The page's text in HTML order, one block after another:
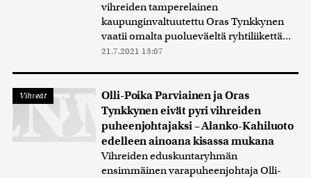
vihreiden tamperelainen
kaupunginvaltuutettu Oras Tynkkynen
vaatii omalta puolueväeltä ryhtiliikettä...
21.7.2021 13:07
Vihreät
Olli-Poika Parviainen ja Oras
Tynkkynen eivät pyri vihreiden
puheenjohtajaksi – Alanko-Kahiluoto
edelleen ainoana kisassa mukana
Vihreiden eduskuntaryhmän
ensimmäinen varapuheenjohtaja Olli-